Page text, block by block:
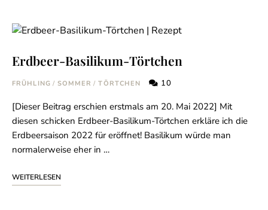
Erdbeer-Basilikum-Törtchen
FRÜHLING / SOMMER / TÖRTCHEN 10
[Dieser Beitrag erschien erstmals am 20. Mai 2022] Mit
diesen schicken Erdbeer-Basilikum-Törtchen erkläre ich die
Erdbeersaison 2022 für eröffnet! Basilikum würde man
normalerweise eher in …
WEITERLESEN